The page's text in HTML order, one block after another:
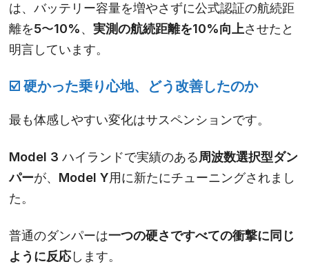
は、バッテリー容量を増やさずに公式認証の航続距
離を5〜10%、 実測の航続距離を10%向上させたと
明言しています。
☑️ 硬かった乗り心地、どう改善したのか
最も体感しやすい変化はサスペンションです。
Model 3 ハイランドで実績のある周波数選択型ダン
パーが、Model Y用に新たにチューニングされまし
た。
普通のダンパーは一つの硬さですべての衝撃に同じ
ように反応します。